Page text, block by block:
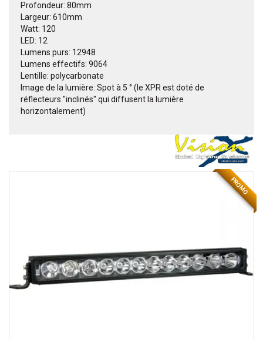
Profondeur: 80mm
Largeur: 610mm
Watt: 120
LED: 12
Lumens purs: 12948
Lumens effectifs: 9064
Lentille: polycarbonate
Image de la lumière: Spot à 5 ° (le XPR est doté de
réflecteurs "inclinés" qui diffusent la lumière
horizontalement)
PROMO